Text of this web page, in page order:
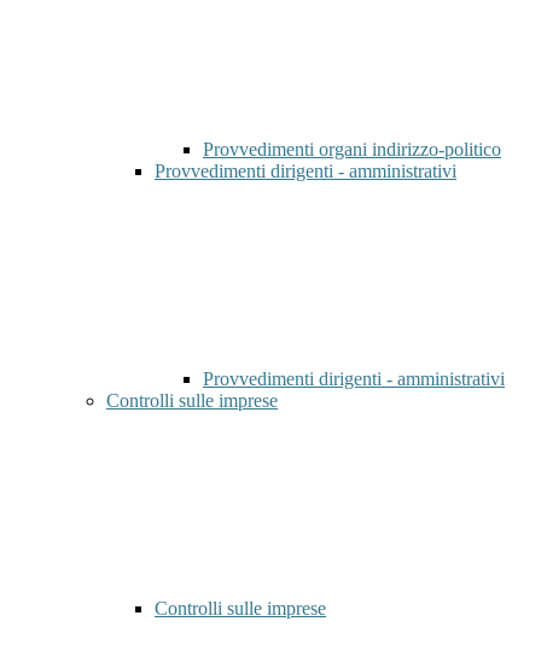
Provvedimenti organi indirizzo-politico
Provvedimenti dirigenti - amministrativi
Provvedimenti dirigenti - amministrativi
Controlli sulle imprese
Controlli sulle imprese